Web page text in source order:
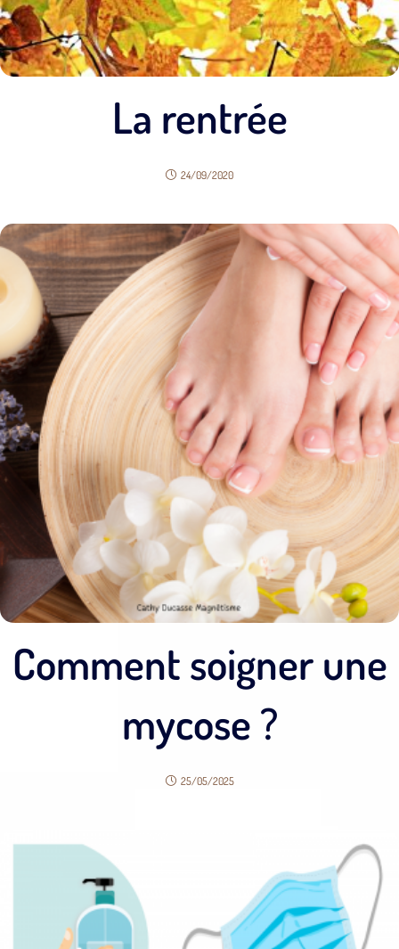
La rentrée
24/09/2020
Comment soigner une
mycose ?
25/05/2025